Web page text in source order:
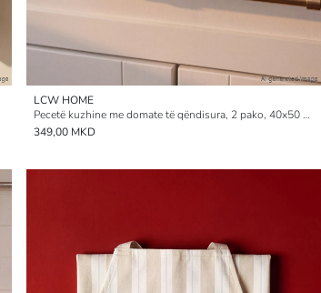
LCW HOME
Pecetë kuzhine me domate të qëndisura, 2 pako, 40x50 cm
349,00 MKD